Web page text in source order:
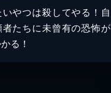
やつは殺してやる！自
たちに未曾有の恐怖が
る！